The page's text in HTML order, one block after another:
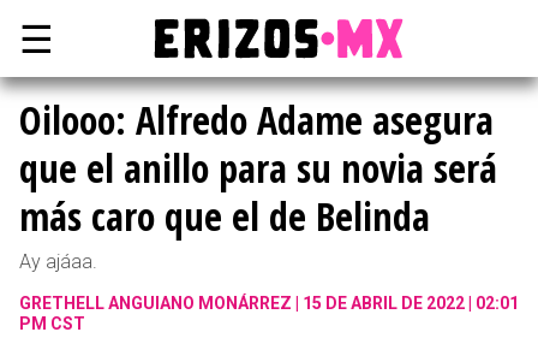
☰
Oilooo: Alfredo Adame asegura
que el anillo para su novia será
más caro que el de Belinda
Ay ajáaa.
GRETHELL ANGUIANO MONÁRREZ
15 DE ABRIL DE 2022 | 02:01
PM CST